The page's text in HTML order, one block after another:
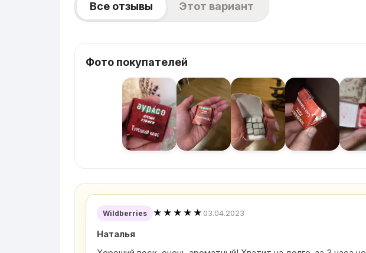
Все отзывы Этот вариант
Фото покупателей
Wildberries ★★★★★ 03.04.2023
Наталья